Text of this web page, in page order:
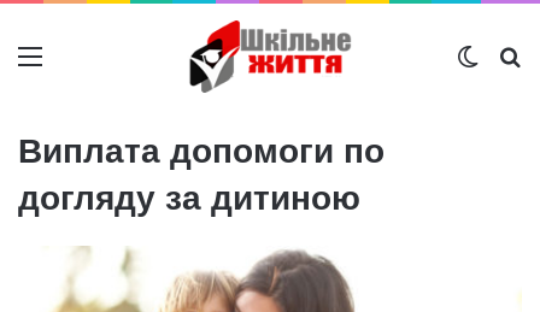
Меню
Виплата допомоги по
догляду за дитиною